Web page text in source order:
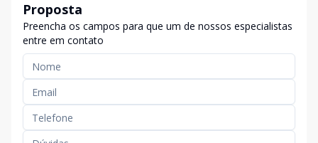
Proposta
Preencha os campos para que um de nossos especialistas
entre em contato